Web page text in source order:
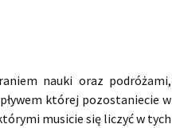
nauki oraz podróżami,
której pozostaniecie w
musicie się liczyć w tych